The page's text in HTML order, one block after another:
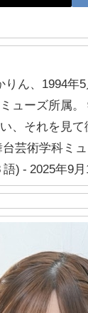
りん、1994
ューズ所属
、それを見
芸術学科ミ
) - 2025年9